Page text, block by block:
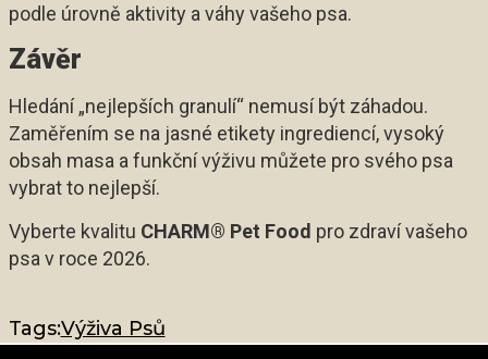
podle úrovně aktivity a váhy vašeho psa.
Závěr
Hledání „nejlepších granulí“ nemusí být záhadou.
Zaměřením se na jasné etikety ingrediencí, vysoký
obsah masa a funkční výživu můžete pro svého psa
vybrat to nejlepší.
Vyberte kvalitu CHARM® Pet Food pro zdraví vašeho
psa v roce 2026.
Tags:Výživa Psů